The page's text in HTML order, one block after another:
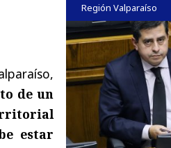
de un
estar
Región Valparaíso